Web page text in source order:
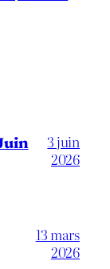
3 juin
2026
13 mars
2026